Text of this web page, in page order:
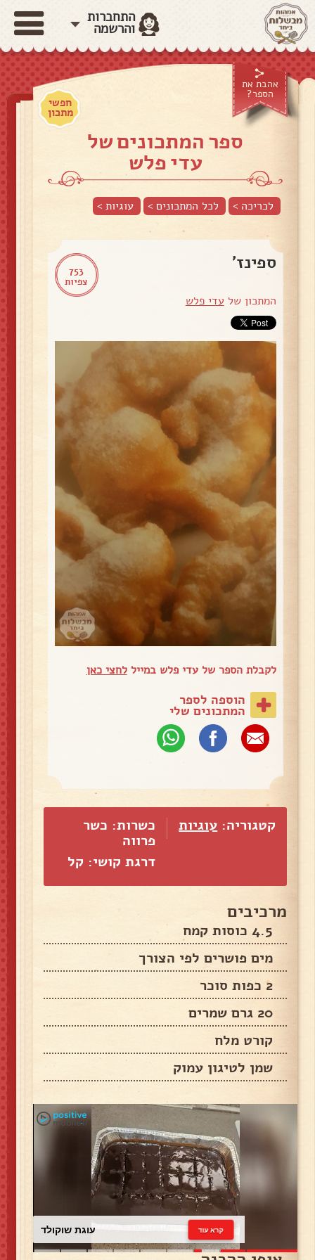
התחברות
והרשמה
אהבת את
הספר?
חפשי
מתכון
ספר המתכונים של
עדי פלש
לכריכה > לכל המתכונים > עוגיות>
753
צפיות
ספינז'
המתכון שלעדי פלש
לקבלת הספר של עדי פלש במייללחצי כאן
הוספה לספר
המתכונים שלי
קטגוריה: עוגיות
כשרות: כשר
פרווה
דרגת קושי: קל
מרכיבים
4.5 כוסות קמח
מים פושרים לפי הצורך
2 כפות סוכר
20 גרם שמרים
קורט מלח
שמן לטיגון עמוק
עוגת שוקולד קרא עוד